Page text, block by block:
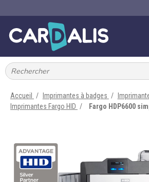
IMPRIMANTES À BADGES
CARTE ET BADGE
TOUR DE COU
BRACELET
Accueil Imprimantes à badges
Imprimantes Fargo HID
Fargo HDP6600